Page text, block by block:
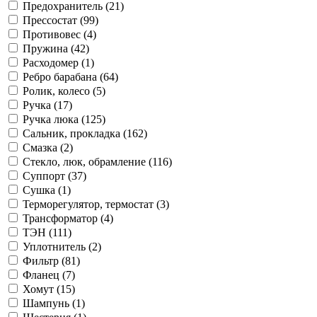
Предохранитель (21)
Прессостат (99)
Противовес (4)
Пружина (42)
Расходомер (1)
Ребро барабана (64)
Ролик, колесо (5)
Ручка (17)
Ручка люка (125)
Сальник, прокладка (162)
Смазка (2)
Стекло, люк, обрамление (116)
Суппорт (37)
Сушка (1)
Терморегулятор, термостат (3)
Трансформатор (4)
ТЭН (111)
Уплотнитель (2)
Фильтр (81)
Фланец (7)
Хомут (15)
Шампунь (1)